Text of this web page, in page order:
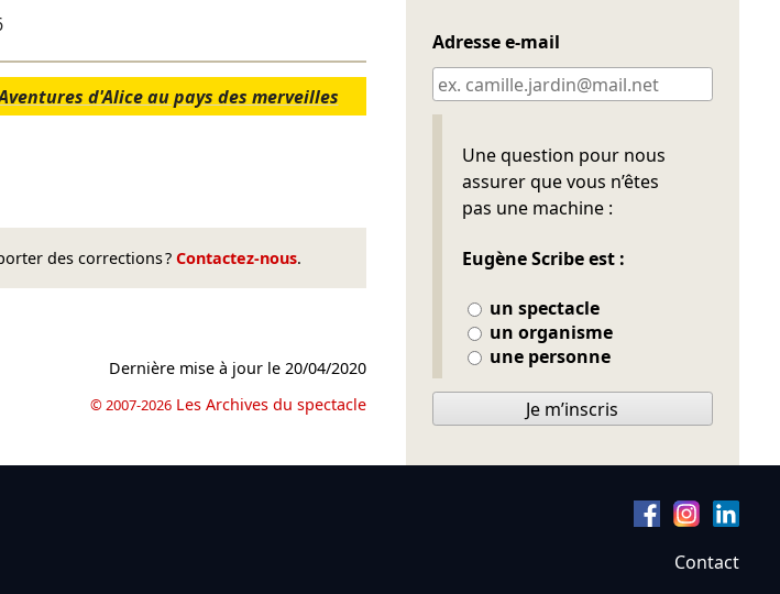
d'Alice au pays des merveilles
des corrections ? Contactez-nous.
Dernière mise à jour le 20/04/2020
© 2007-2026 Les Archives du spectacle
Adresse e-mail
Une question pour nous
assurer que vous n’êtes
pas une machine :
Eugène Scribe est :
un spectacle
un organisme
une personne
Ne pas remplir
Je m’inscris
Contact